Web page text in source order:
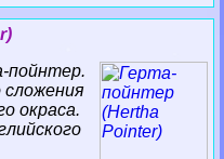
пойнтер.
сложения
окраса.